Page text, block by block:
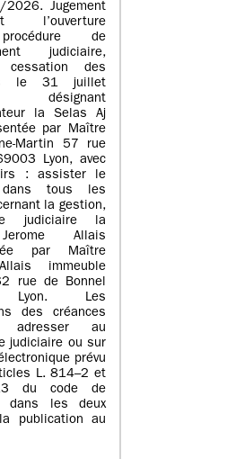
Jugement
l’ouverture
de
judiciaire,
des
le 31 juillet
désignant
la Selas Aj
par Maître
Martin 57 rue
Lyon, avec
: assister le
dans tous les
la gestion,
judiciaire la
Allais
par Maître
immeuble
rue de Bonnel
Lyon. Les
des créances
au
judiciaire ou sur
prévu
L. 814–2 et
du code de
dans les deux
publication au